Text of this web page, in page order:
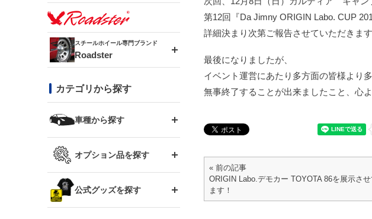
雷神(S15)
龍神(チェイサー)
レーシングライン
アタックライン
ストリームライン
スタイリッシュライン
ブラッシュフェンダー
コンバットアイ
GTウイング
リアウイング
ルーフウイング
ボンネット
MUD-SR7
MUD-S7
ボンネット
フェンダー
サイドパーツ
エアロシリーズ
LUX MODEL SP
LUX MODEL
RUGGER MODEL
GROUND MODEL
PHANTOM LIP
オーバーフェンダー
リアウイング
スムージングバンパー
ワイパーガード
内装パーツ
スチールホイール専門ブランド
Roadster
DAYTONA-RS
DAYTONA-RS NEO
まつど家 鉄漢
まつど家 鉄心
カテゴリから探す
車種から探す
トヨタ
シルビア S13
スズキ
オプション品を探す
GTウイング用ラダー
公式グッズを探す
第12回『Da Jimny ORIGIN Labo. CUP
詳細決まり次第ご報告させていただきます
最後になりましたが、
イベント運営にあたり多方面の皆様より
無事終了することが出来ましたこと、心
« 前の記事
ORIGIN Labo.デモカー TOYOTA 86を展示させ
ます！